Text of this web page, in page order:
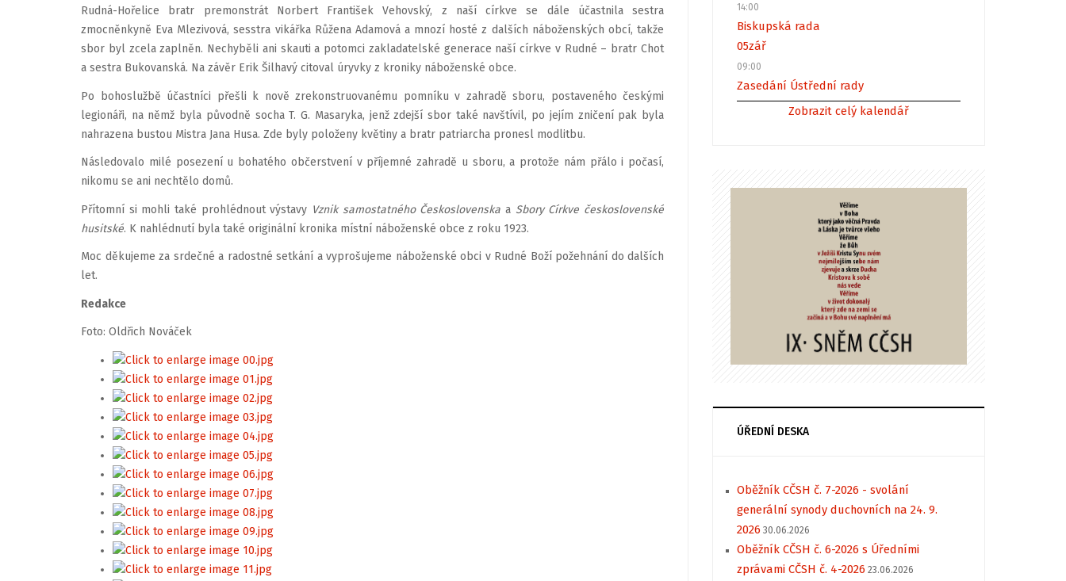
Rudná-Hořelice bratr premonstrát Norbert František Vehovský, z naší církve se dále účastnila sestra
zmocněnkyně Eva Mlezivová, sesstra vikářka Růžena Adamová a mnozí hosté z dalších náboženských obcí, takže
sbor byl zcela zaplněn. Nechyběli ani skauti a potomci zakladatelské generace naší církve v Rudné – bratr Chot
a sestra Bukovanská. Na závěr Erik Šilhavý citoval úryvky z kroniky náboženské obce.
Po bohoslužbě účastníci přešli k nově zrekonstruovanému pomníku v zahradě sboru, postaveného českými
legionáři, na němž byla původně socha T. G. Masaryka, jenž zdejší sbor také navštívil, po jejím zničení pak byla
nahrazena bustou Mistra Jana Husa. Zde byly položeny květiny a bratr patriarcha pronesl modlitbu.
Následovalo milé posezení u bohatého občerstvení v příjemné zahradě u sboru, a protože nám přálo i počasí,
nikomu se ani nechtělo domů.
Přítomní si mohli také prohlédnout výstavy Vznik samostatného Československa a Sbory Církve československé
husitské. K nahlédnutí byla také originální kronika místní náboženské obce z roku 1923.
Moc děkujeme za srdečné a radostné setkání a vyprošujeme náboženské obci v Rudné Boží požehnání do dalších
let.
Redakce
Foto: Oldřich Nováček
14:00
Biskupská rada
05zář
09:00
Zasedání Ústřední rady
Zobrazit celý kalendář
ÚŘEDNÍ DESKA
Oběžník CČSH č. 7-2026 - svolání
generální synody duchovních na 24. 9.
2026 30.06.2026
Oběžník CČSH č. 6-2026 s Úředními
zprávami CČSH č. 4-2026 23.06.2026